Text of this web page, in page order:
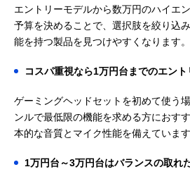
エントリーモデルから数万円のハイエ
予算を決めることで、選択肢を絞り込
能を持つ製品を見つけやすくなります。
コスパ重視なら1万円台までのエン
ゲーミングヘッドセットを初めて使う
ンルで最低限の機能を求める方におす
本的な音質とマイク性能を備えています
1万円台～3万円台はバランスの取れ